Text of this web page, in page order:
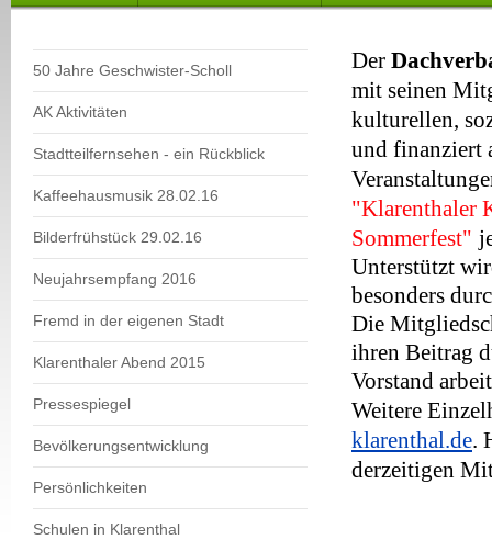
50 Jahre Geschwister-Scholl
AK Aktivitäten
Stadtteilfernsehen - ein Rückblick
Kaffeehausmusik 28.02.16
Bilderfrühstück 29.02.16
Neujahrsempfang 2016
Fremd in der eigenen Stadt
Klarenthaler Abend 2015
Pressespiegel
Bevölkerungsentwicklung
Persönlichkeiten
Schulen in Klarenthal
Der
mit seinen
kulturellen,
und finanziert
"Klarenthaler
Sommerfest"
Unterstützt
besonders
Die
ihren Beitrag
Vorstand
Weitere
klarenthal.de.
derzeitigen